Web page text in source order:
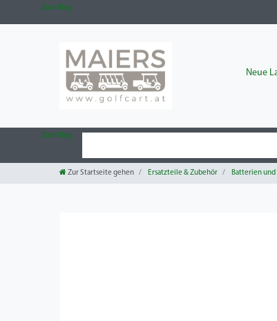
Zum Blog
Neue
Zum Blog
Zur Startseite gehen Ersatzteile & Zubehör Batterien und